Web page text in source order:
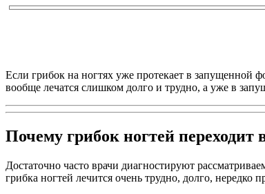
Если грибок на ногтях уже протекает в запущенной
вообще лечатся слишком долго и трудно, а уже в
Почему грибок ногтей
Достаточно часто врачи диагностируют
грибка ногтей лечится очень трудно, долго, нередко